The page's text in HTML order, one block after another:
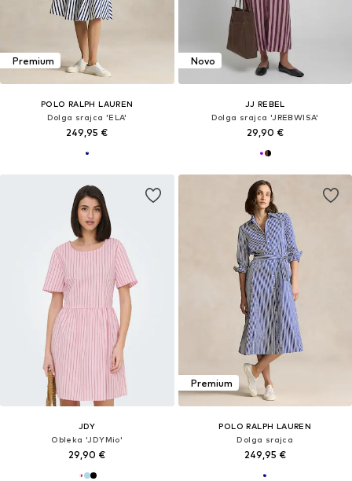
Premium
POLO RALPH LAUREN
Dolga srajca 'ELA'
249,95 €
Novo
JJ REBEL
Dolga srajca 'JREBWISA'
29,90 €
JDY
Obleka 'JDYMio'
29,90 €
Premium
POLO RALPH LAUREN
Dolga srajca
249,95 €